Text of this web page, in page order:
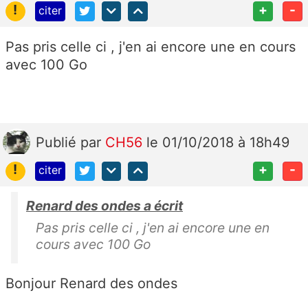
!
citer + -
Pas pris celle ci , j'en ai encore une en cours
avec 100 Go
Publié par CH56 le 01/10/2018 à 18h49
!
citer + -
Renard des ondes a écrit
Pas pris celle ci , j'en ai encore une en
cours avec 100 Go
Bonjour Renard des ondes